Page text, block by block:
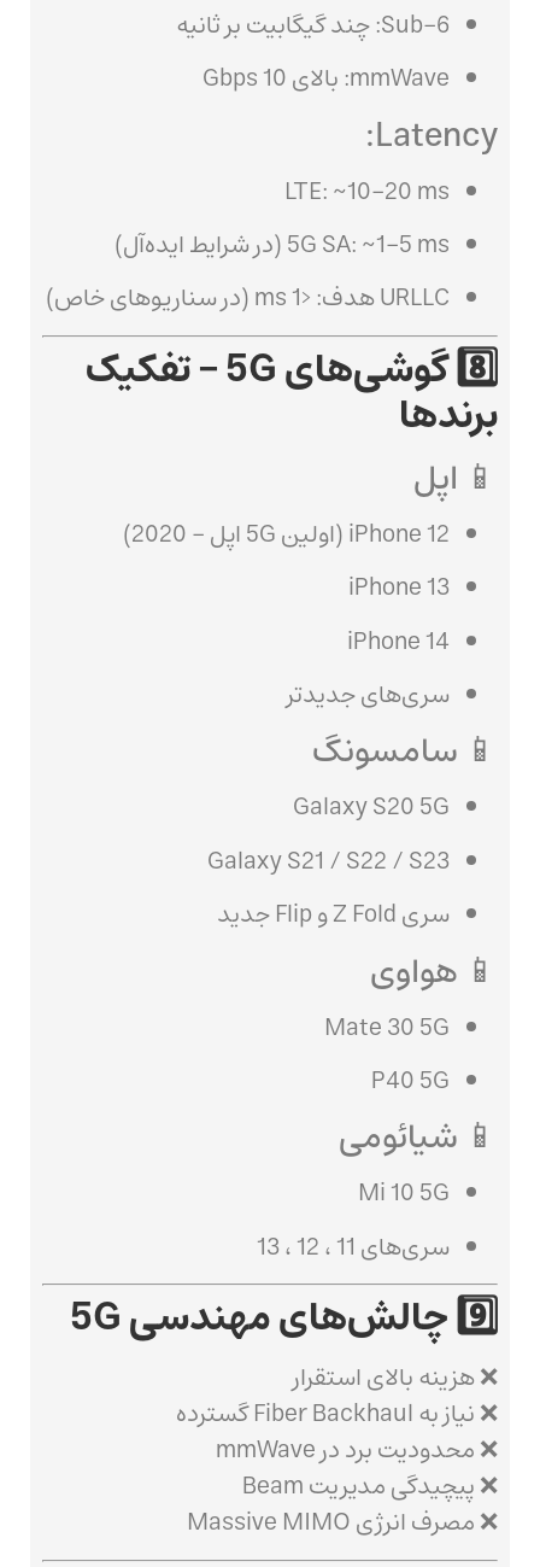
Sub-6: چند گیگابیت بر ثانیه
mmWave: بالای 10 Gbps
Latency:
LTE: ~10-20 ms
5G SA: ~1-5 ms (در شرایط ایده‌آل)
URLLC هدف: <1 ms (در سناریوهای خاص)
8️⃣ گوشی‌های 5G – تفکیک
برندها
📱 اپل
iPhone 12 (اولین 5G اپل – 2020)
iPhone 13
iPhone 14
سری‌های جدیدتر
📱 سامسونگ
Galaxy S20 5G
Galaxy S21 / S22 / S23
سری Z Fold و Flip جدید
📱 هواوی
Mate 30 5G
P40 5G
📱 شیائومی
Mi 10 5G
سری‌های 11 ، 12 ، 13
9️⃣ چالش‌های مهندسی 5G
❌ هزینه بالای استقرار
❌ نیاز به Fiber Backhaul گسترده
❌ محدودیت برد در mmWave
❌ پیچیدگی مدیریت Beam
❌ مصرف انرژی Massive MIMO